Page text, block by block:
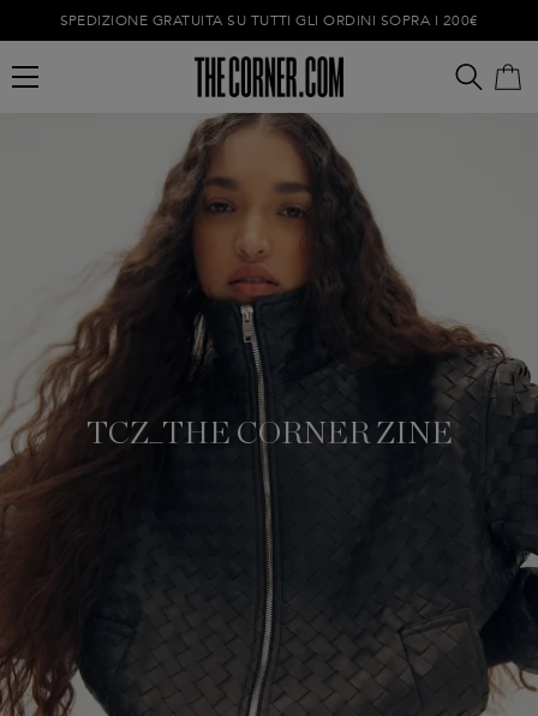
SPEDIZIONE GRATUITA SU TUTTI GLI ORDINI SOPRA I 200€
Carrello vuoto
TCZ_THE CORNER ZINE